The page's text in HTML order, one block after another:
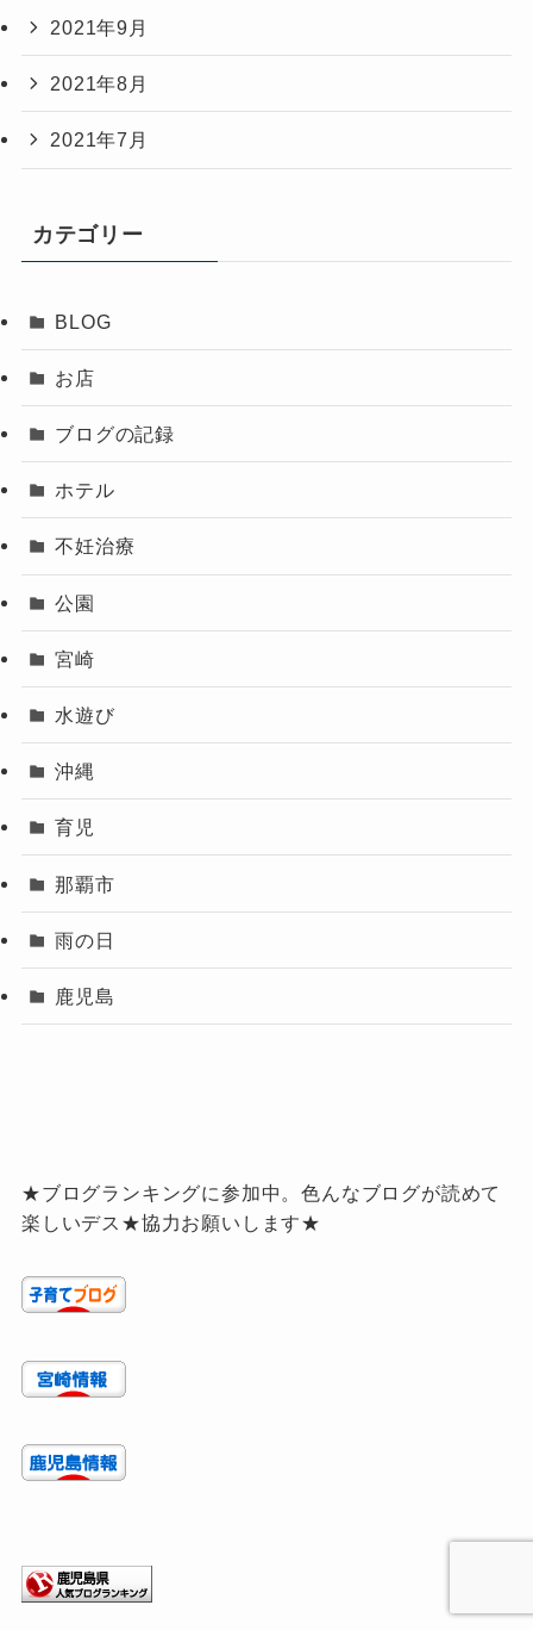
2021年9月
2021年8月
2021年7月
カテゴリー
BLOG
お店
ブログの記録
ホテル
不妊治療
公園
宮崎
水遊び
沖縄
育児
那覇市
雨の日
鹿児島
★ブログランキングに参加中。色んなブログが読めて
楽しいデス★協力お願いします★